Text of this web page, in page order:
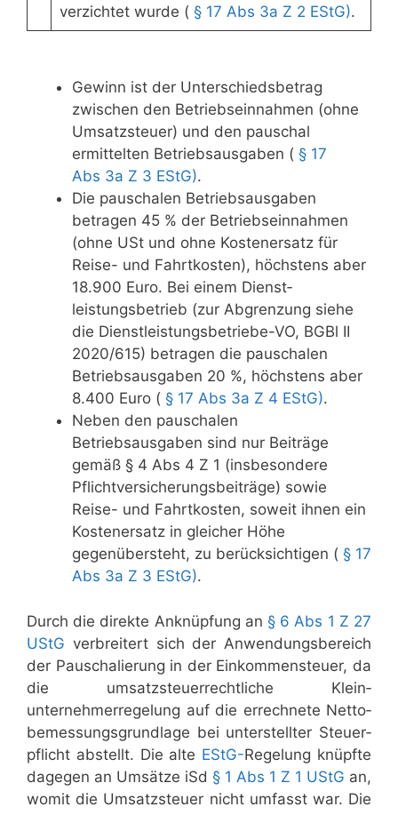
verzichtet wurde ( § 17 Abs 3a Z 2 EStG).
Gewinn ist der Unterschieds­betrag
zwischen den Betriebseinnahmen (ohne
Umsatz­steuer) und den pauschal
ermittelten Betriebsausgaben ( § 17
Abs 3a Z 3 EStG).
Die pauschalen Betriebsausgaben
betragen 45 % der Betriebseinnahmen
(ohne USt und ohne Kostenersatz für
Reise- und Fahrt­kosten), höchstens aber
18.900 Euro. Bei einem Dienst­
leistungsbetrieb (zur Abgrenzung siehe
die Dienst­leistungsbetriebe-VO, BGBl II
2020/615) betragen die pauschalen
Betriebsausgaben 20 %, höchstens aber
8.400 Euro ( § 17 Abs 3a Z 4 EStG).
Neben den pauschalen
Betriebsausgaben sind nur Beiträge
gemäß § 4 Abs 4 Z 1 (insbesondere
Pflicht­versicherungsbeiträge) sowie
Reise- und Fahrt­kosten, soweit ihnen ein
Kostenersatz in gleicher Höhe
gegenübersteht, zu berücksichtigen ( § 17
Abs 3a Z 3 EStG).
Durch die direkte Anknüpfung an § 6 Abs 1 Z 27
UStG verbreitert sich der Anwendungsbereich
der Pauschalierung in der Einkommen­steuer, da
die umsatz­steuerrechtliche Klein­
unternehmerregelung auf die errechnete Netto­
bemessungsgrundlage bei unterstellter Steuer­
pflicht abstellt. Die alte EStG-Regelung knüpfte
dagegen an Umsätze iSd § 1 Abs 1 Z 1 UStG an,
womit die Umsatz­steuer nicht umfasst war. Die